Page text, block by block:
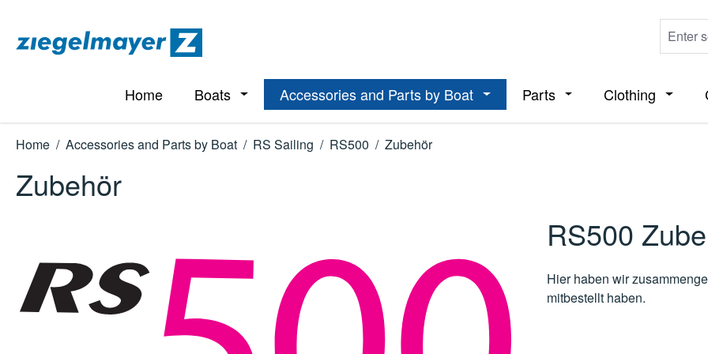
Home Boats Open or close the dropdown menu from the category Boats
Accessories and Parts by Boat Open or close the dropdown menu from
Parts Open or close the
Clothing Open
Home / Accessories and Parts by Boat / RS Sailing / RS500 / Zubehör
Zubehör
RS500
Hier haben wir
mitbestellt haben.